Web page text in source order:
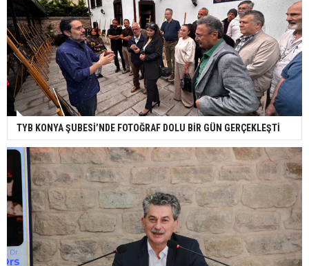
TYB KONYA ŞUBESİ’NDE FOTOĞRAF DOLU BİR GÜN GERÇEKLEŞTİ